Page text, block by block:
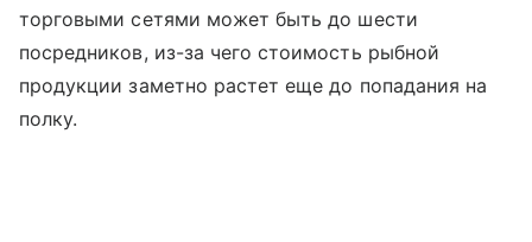
торговыми сетями может быть до шести
посредников, из-за чего стоимость рыбной
продукции заметно растет еще до попадания на
полку.